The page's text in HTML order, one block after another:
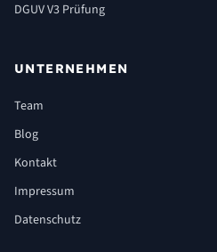
DGUV V3 Prüfung
UNTERNEHMEN
Team
Blog
Kontakt
Impressum
Datenschutz